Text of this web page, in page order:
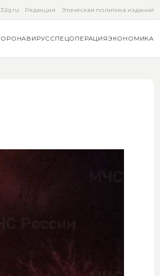
Редакция Этическая политика изданий
СПЕЦОПЕРАЦИЯЭКОНОМИКА